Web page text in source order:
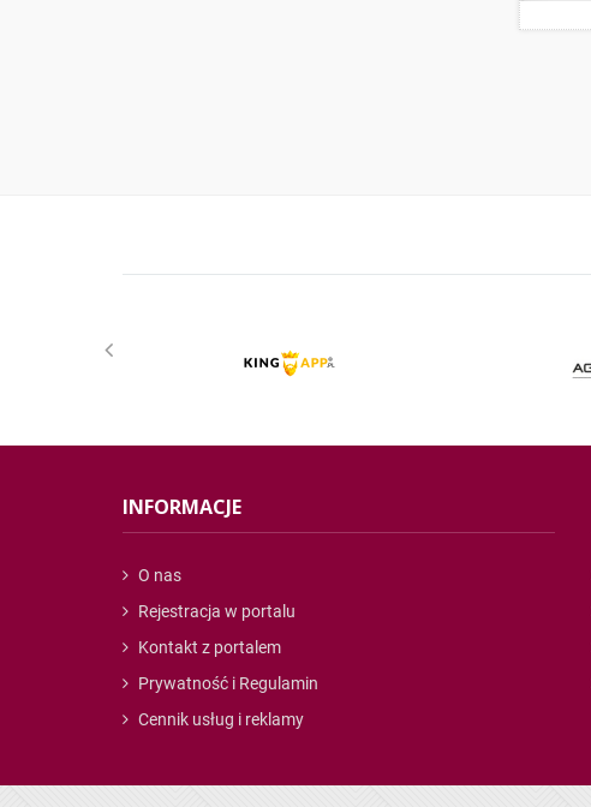
INFORMACJE
O nas
Rejestracja w portalu
Kontakt z portalem
Prywatność i Regulamin
Cennik usług i reklamy